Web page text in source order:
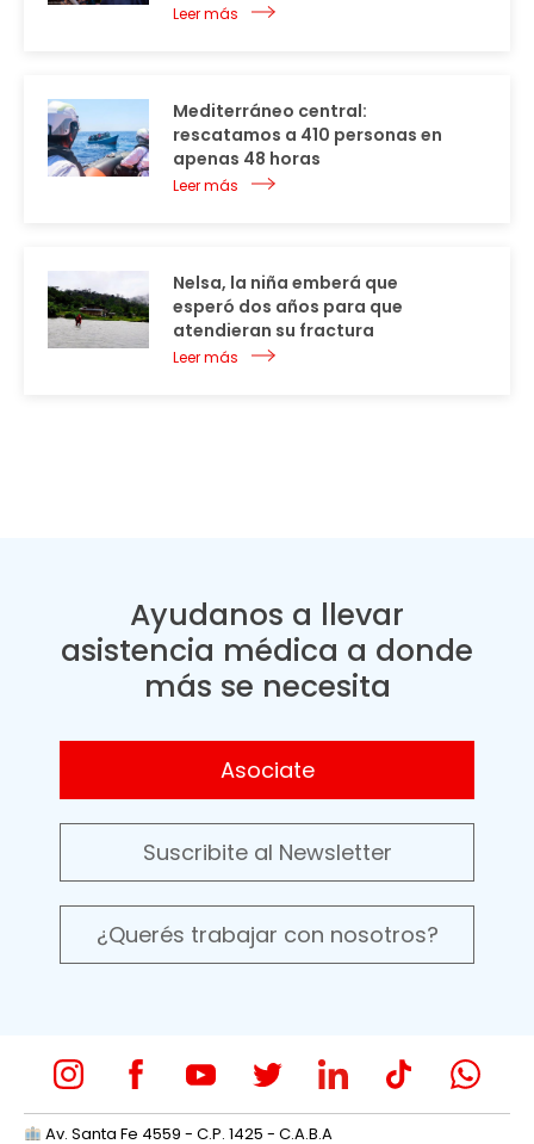
Leer más
Mediterráneo central:
rescatamos a 410 personas en
apenas 48 horas
Leer más
Nelsa, la niña emberá que
esperó dos años para que
atendieran su fractura
Leer más
Ayudanos a llevar
asistencia médica a donde
más se necesita
Asociate
Suscribite al Newsletter
¿Querés trabajar con nosotros?
Av. Santa Fe 4559 - C.P. 1425 - C.A.B.A